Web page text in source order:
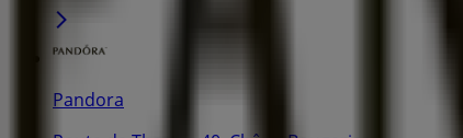
Pandora